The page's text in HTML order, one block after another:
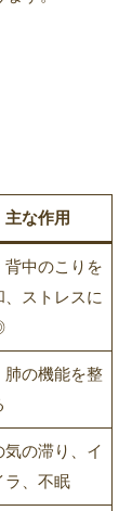
主な作用
背中のこりを
、ストレスに
肺の機能を整
気の滞り、イ
ラ、不眠